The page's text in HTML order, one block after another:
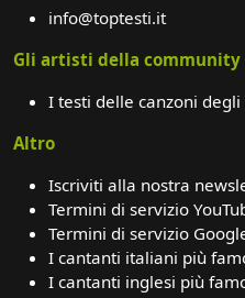
info@toptesti.it
Gli artisti della community
I testi delle canzoni
Altro
Iscriviti alla nostra
Termini di servizio
Termini di servizio
I cantanti italiani più
I cantanti inglesi più